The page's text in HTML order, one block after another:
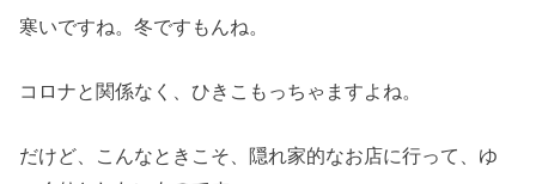
寒いですね。冬ですもんね。
コロナと関係なく、ひきこもっちゃますよね。
だけど、こんなときこそ、隠れ家的なお店に行って、ゆ